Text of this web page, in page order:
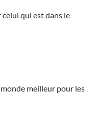
celui qui est dans le
meilleur pour les